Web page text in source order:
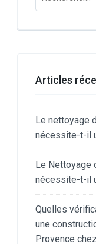
Articles
Le nettoyage
nécessite-t-il
Le Nettoyage
nécessite-t-il
Quelles
une
Provence